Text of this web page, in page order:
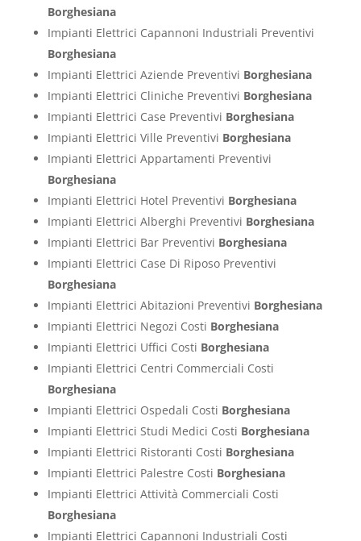
Borghesiana
Impianti Elettrici Capannoni Industriali Preventivi
Borghesiana
Impianti Elettrici Aziende Preventivi Borghesiana
Impianti Elettrici Cliniche Preventivi Borghesiana
Impianti Elettrici Case Preventivi Borghesiana
Impianti Elettrici Ville Preventivi Borghesiana
Impianti Elettrici Appartamenti Preventivi
Borghesiana
Impianti Elettrici Hotel Preventivi Borghesiana
Impianti Elettrici Alberghi Preventivi Borghesiana
Impianti Elettrici Bar Preventivi Borghesiana
Impianti Elettrici Case Di Riposo Preventivi
Borghesiana
Impianti Elettrici Abitazioni Preventivi Borghesiana
Impianti Elettrici Negozi Costi Borghesiana
Impianti Elettrici Uffici Costi Borghesiana
Impianti Elettrici Centri Commerciali Costi
Borghesiana
Impianti Elettrici Ospedali Costi Borghesiana
Impianti Elettrici Studi Medici Costi Borghesiana
Impianti Elettrici Ristoranti Costi Borghesiana
Impianti Elettrici Palestre Costi Borghesiana
Impianti Elettrici Attività Commerciali Costi
Borghesiana
Impianti Elettrici Capannoni Industriali Costi